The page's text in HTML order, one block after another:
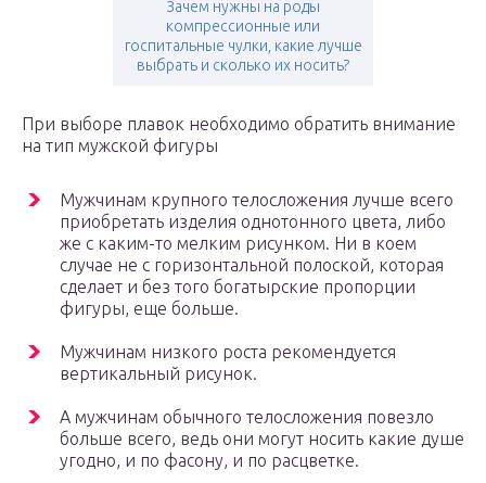
Зачем нужны на роды
компрессионные или
госпитальные чулки, какие лучше
выбрать и сколько их носить?
При выборе плавок необходимо обратить внимание
на тип мужской фигуры
Мужчинам крупного телосложения лучше всего
приобретать изделия однотонного цвета, либо
же с каким-то мелким рисунком. Ни в коем
случае не с горизонтальной полоской, которая
сделает и без того богатырские пропорции
фигуры, еще больше.
Мужчинам низкого роста рекомендуется
вертикальный рисунок.
А мужчинам обычного телосложения повезло
больше всего, ведь они могут носить какие душе
угодно, и по фасону, и по расцветке.